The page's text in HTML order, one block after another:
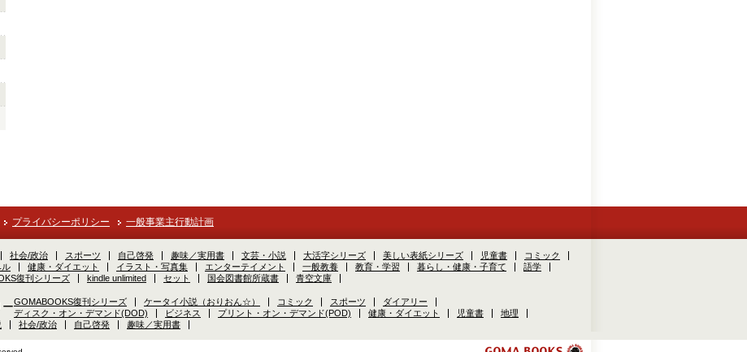
プライバシーポリシー 一般事業主行動計画
社会/政治 スポーツ 自己啓発 趣味／実用書 文芸・小説 大活字シリーズ 美しい表紙シリーズ 児童書
コミック
ル
健康・ダイエット イラスト・写真集 エンターテイメント 一般教養 教育・学習 暮らし・健康・子育て
語学
復刊シリーズ
kindle unlimited セット 国会図書館所蔵書 青空文庫
GOMABOOKS復刊シリーズ ケータイ小説（おりおん☆） コミック スポーツ
ダイアリー
ディスク・オン・デマンド(DOD)
ビジネス プリント・オン・デマンド(POD) 健康・ダイエット 児童書
地理
社会/政治 自己啓発 趣味／実用書